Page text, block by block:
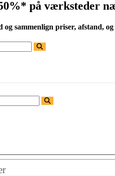
på værksteder
og sammenlign priser, afstand,